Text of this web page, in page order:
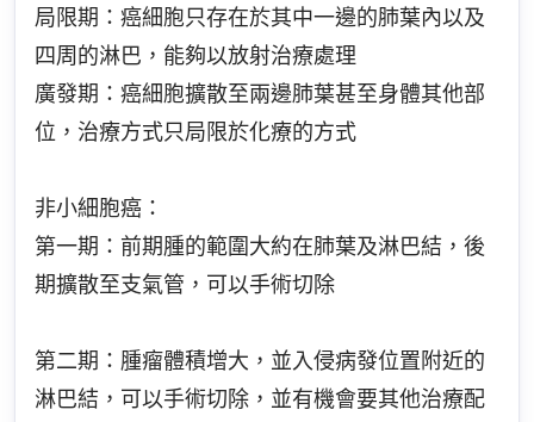
局限期：癌細胞只存在於其中一邊的肺葉內以及
四周的淋巴，能夠以放射治療處理
廣發期：癌細胞擴散至兩邊肺葉甚至身體其他部
位，治療方式只局限於化療的方式
非小細胞癌：
第一期：前期腫的範圍大約在肺葉及淋巴結，後
期擴散至支氣管，可以手術切除
第二期：腫瘤體積增大，並入侵病發位置附近的
淋巴結，可以手術切除，並有機會要其他治療配